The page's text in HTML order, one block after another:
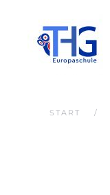
START